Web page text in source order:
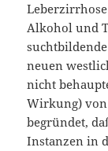
Alkohol und
neuen
nicht
Wirkung)
begründet,
Instanzen in